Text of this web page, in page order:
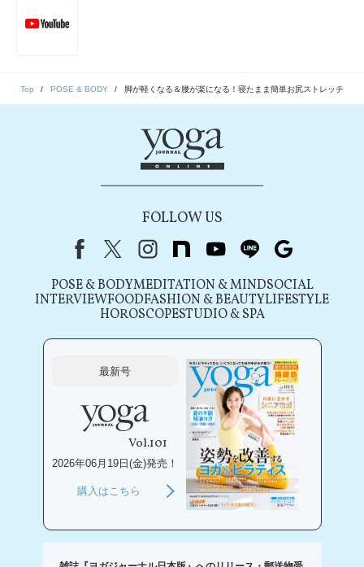
Top POSE & BODY 脚が軽くなる＆腰が楽になる！寝たまま簡単お尻ストレッチ
FOLLOW US
FacebookX（旧Twitter）
instagram
note youtubeline
POSE & BODYMEDITATION & MINDSOCIAL
INTERVIEWFOODFASHION & BEAUTYLIFESTYLE
HOROSCOPESTUDIO & SPA
最新号
Vol.101
2026年06月19日(金)発売！
購入はこちら